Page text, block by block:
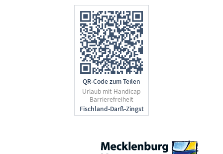
QR-Code zum Teilen
Urlaub mit Handicap
Barrierefreiheit